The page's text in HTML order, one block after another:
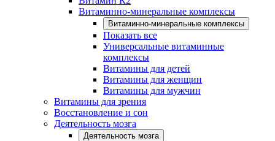
Витаминно-минеральные комплексы
Витаминно-минеральные комплексы
Показать все
Универсальные витаминные
комплексы
Витамины для детей
Витамины для женщин
Витамины для мужчин
Витамины для зрения
Восстановление и сон
Деятельность мозга
Деятельность мозга